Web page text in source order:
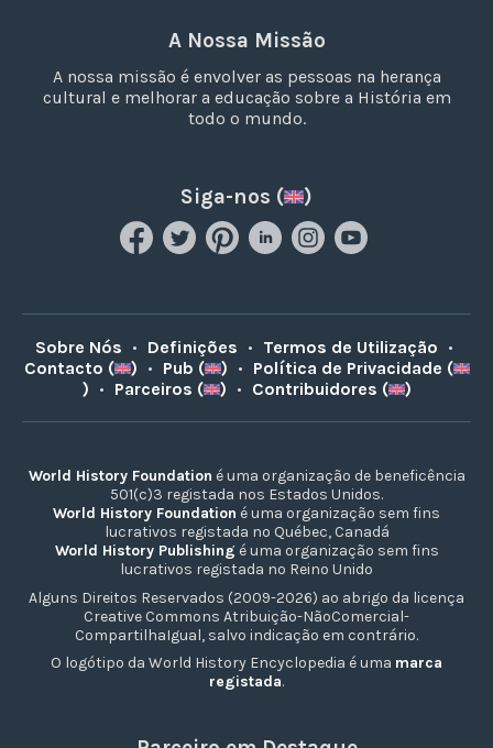
A Nossa Missão
A nossa missão é envolver as pessoas na herança
cultural e melhorar a educação sobre a História em
todo o mundo.
Siga-nos ( )
Sobre Nós • Definições • Termos de Utilização •
Contacto (
) • Pub ( ) • Política de Privacidade (
) • Parceiros ( ) • Contribuidores ( )
World History Foundation é uma organização de beneficência
501(c)3 registada nos Estados Unidos.
World History Foundation é uma organização sem fins
lucrativos registada no Québec, Canadá
World History Publishing é uma organização sem fins
lucrativos registada no Reino Unido
Alguns Direitos Reservados (2009-2026) ao abrigo da licença
Creative Commons Atribuição-NãoComercial-
CompartilhaIgual, salvo indicação em contrário.
O logótipo da World History Encyclopedia é uma marca
registada.